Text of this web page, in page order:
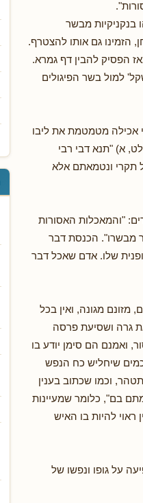
בנקניקיות מבשר
הזמינו גם אותו להצטרף.
הפסיק להבין דף גמרא.
למול בשר הפיגולים
אכילה מטמטמת את ליבו
א) "תנא דבי רבי
ונטמאתם אלא
"והמאכלות האסורות
מבשרו". הכנסת דבר
שלו. אדם שאכל דבר
מגונה, ואין בכל
גרה ושסיעת פרסה
ואמנם הם סימן יודע בו
שיחליש כח הנפש
וכמו שכתוב בענין
בם", כלומר שמעיינות
להיות בו האיש
על גופו ונפשו של